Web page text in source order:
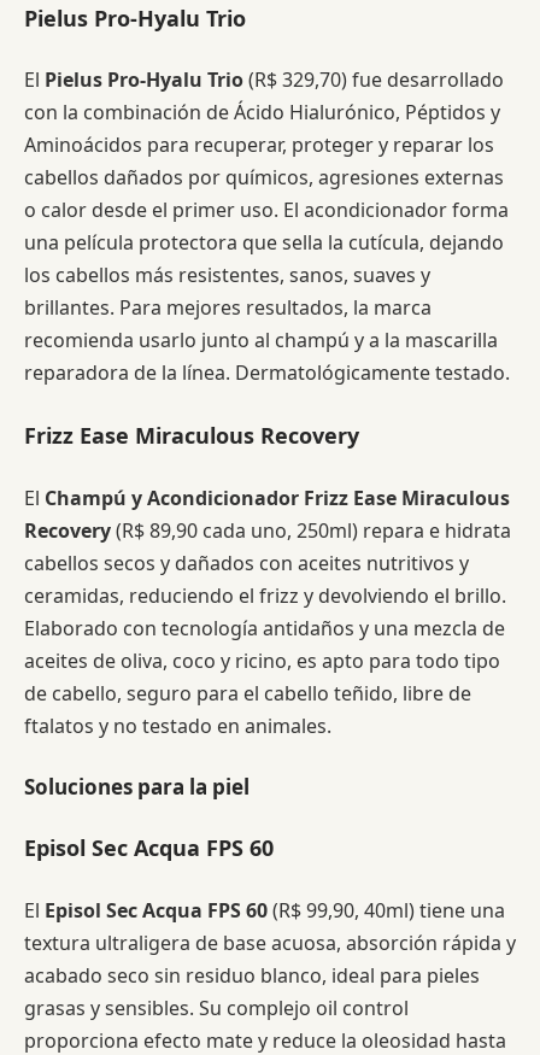
Pielus Pro-Hyalu Trio
El Pielus Pro-Hyalu Trio(R$ 329,70) fue desarrollado
con la combinación de Ácido Hialurónico, Péptidos y
Aminoácidos para recuperar, proteger y reparar los
cabellos dañados por químicos, agresiones externas
o calor desde el primer uso. El acondicionador forma
una película protectora que sella la cutícula, dejando
los cabellos más resistentes, sanos, suaves y
brillantes. Para mejores resultados, la marca
recomienda usarlo junto al champú y a la mascarilla
reparadora de la línea. Dermatológicamente testado.
Frizz Ease Miraculous Recovery
El Champú y Acondicionador Frizz Ease Miraculous
Recovery(R$ 89,90 cada uno, 250ml) repara e hidrata
cabellos secos y dañados con aceites nutritivos y
ceramidas, reduciendo el frizz y devolviendo el brillo.
Elaborado con tecnología antidaños y una mezcla de
aceites de oliva, coco y ricino, es apto para todo tipo
de cabello, seguro para el cabello teñido, libre de
ftalatos y no testado en animales.
Soluciones para la piel
Episol Sec Acqua FPS 60
El Episol Sec Acqua FPS 60(R$ 99,90, 40ml) tiene una
textura ultraligera de base acuosa, absorción rápida y
acabado seco sin residuo blanco, ideal para pieles
grasas y sensibles. Su complejo oil control
proporciona efecto mate y reduce la oleosidad hasta